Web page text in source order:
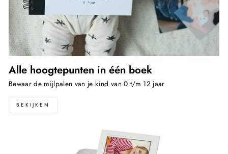
Alle hoogtepunten in één boek
Bewaar de mijlpalen van je kind van 0 t/m 12 jaar
BEKIJKEN